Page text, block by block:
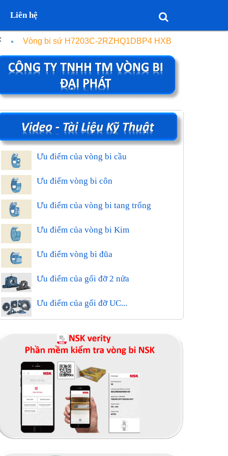
Liên hệ
Vòng bi sứ H7203C-2RZHQ1DBP4 HXB
Ưu điểm của vòng bi cầu
Ưu điểm vòng bi côn
Ưu điểm của vòng bi tang trống
Ưu điểm của vòng bi Kim
Ưu điểm vòng bi đũa
Ưu điểm của gối đỡ 2 nửa
Ưu điểm của gối đỡ UC...